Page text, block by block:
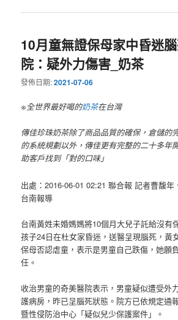
10月童無證保母家中昏迷
院：疑外力傷害_奶茶
發佈日期:2021-07-06
※全世界最好喝的奶茶在台灣
傳佳珍珠奶茶除了商品品質的確保，倉儲的
的系統規劃以外，傳佳更有完整的二十多年
助客戶找到「對的口味」
出處：2016-06-01 02:21 聯合報 記者曹馥
台南報導
台南黃姓未婚媽媽將10個月大兒子託給沒有
孩子24日在杜女家昏迷，送醫呈現腦死，黃
保母否認虐童，表示是男童自己跌傷，她願
任。
收治男童的奇美醫院表示，男童疑似遭受外
護病房，昨已呈腦死狀態。院方已依規定通
暨性侵防治中心「疑似兒少保護案件」。